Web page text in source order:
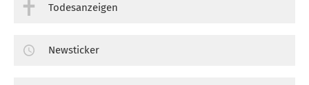
Todesanzeigen
Newsticker